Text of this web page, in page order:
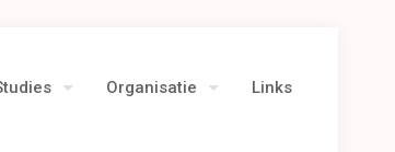
Organisatie Links